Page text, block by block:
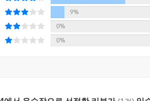
9%
0%
0%